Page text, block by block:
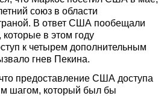
союз в области
В ответ США пообещали
в этом году
к четырем дополнительным
гнев Пекина.
предоставление США доступа
шагом, который был бы